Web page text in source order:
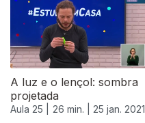
A luz e o lençol: sombra
projetada
Aula 25 | 26 min. | 25 jan. 2021